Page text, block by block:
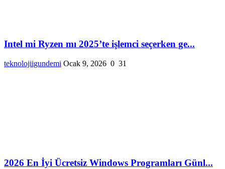
Intel mi Ryzen mı 2025’te işlemci seçerken ge...
teknolojiigundemi Ocak 9, 2026 0 31
2026 En İyi Ücretsiz Windows Programları Günl...